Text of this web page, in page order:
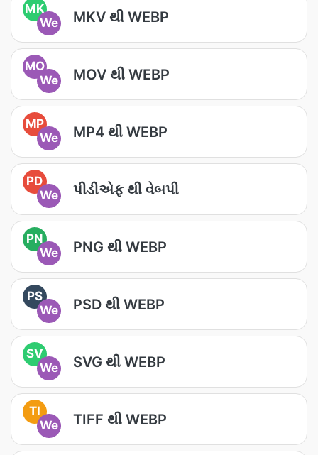
MK
We
MKV થી WEBP
MO
We
MOV થી WEBP
MP
We
MP4 થી WEBP
PD
We
પીડીએફ થી વેબપી
PN
We
PNG થી WEBP
PS
We
PSD થી WEBP
SV
We
SVG થી WEBP
TI
We
TIFF થી WEBP